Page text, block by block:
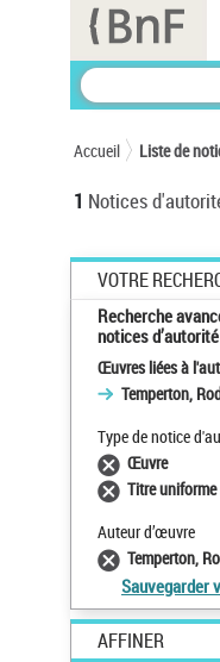
Accueil Liste de
1 Notices
VOTRE
Recherche
notices d’autorité
Œuvres liées à
Temperton,
Type de notice
Œuvre
Titre
Auteur d’œuvre
Temperton,
Sauvegarder
AFFINER
Panneau de gestion des cookies